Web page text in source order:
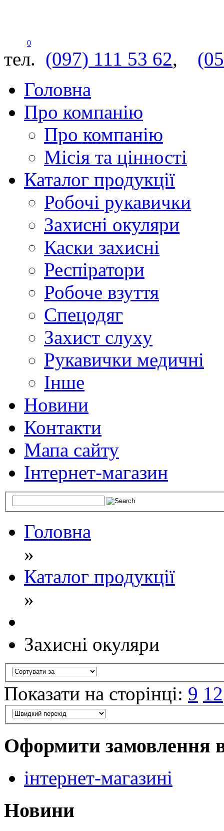
0
тел. (097) 111 53 62,
Головна
Про компанію
Про компанію
Місія та цінності
Каталог продукції
Робочі рукавички
Захисні окуляри
Каски захисні
Респіратори
Робоче взуття
Спецодяг
Захист слуху
Рукавички медичні
Інше
Новини
Контакти
Мапа сайту
Інтернет-магазин
Головна
»
Каталог продукції
»
Захисні окуляри
Показати на сторінці: 9 12
Оформити замовлення
інтернет-магазині
Новини